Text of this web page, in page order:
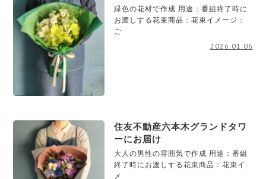
緑色の花材で作成 用途：番組終了時に
お渡しする花束商品：花束イメージ：
ご
2026.01.06
住友不動産六本木グランドタワ
ーにお届け
大人の男性の雰囲気で作成 用途：番組
終了時にお渡しする花束商品：花束イ
メ